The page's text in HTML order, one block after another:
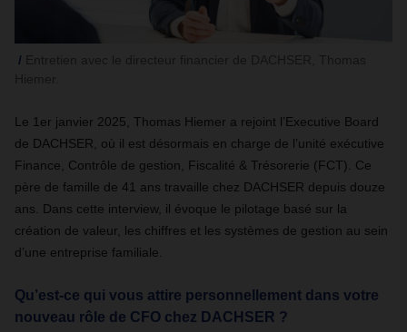
Le 1er janvier 2025, Thomas Hiemer a rejoint l’Executive Board
de DACHSER, où il est désormais en charge de l’unité exécutive
Finance, Contrôle de gestion, Fiscalité & Trésorerie (FCT). Ce
père de famille de 41 ans travaille chez DACHSER depuis douze
ans. Dans cette interview, il évoque le pilotage basé sur la
création de valeur, les chiffres et les systèmes de gestion au sein
d’une entreprise familiale.
Qu’est-ce qui vous attire personnellement dans votre
nouveau rôle de CFO chez DACHSER ?